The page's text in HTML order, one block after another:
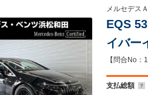
メルセデス
EQS
イバー
ラミ
レコ
支払総額